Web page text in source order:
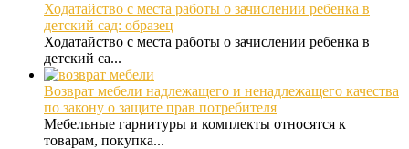
Ходатайство с места работы о зачислении ребенка в
детский сад: образец
Ходатайство с места работы о зачислении ребенка в
детский са...
Возврат мебели надлежащего и ненадлежащего качества
по закону о защите прав потребителя
Мебельные гарнитуры и комплекты относятся к
товарам, покупка...